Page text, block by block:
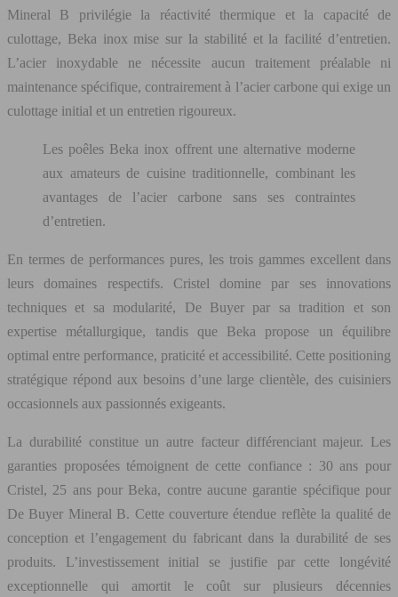
Mineral B privilégie la réactivité thermique et la capacité de
culottage, Beka inox mise sur la stabilité et la facilité d’entretien.
L’acier inoxydable ne nécessite aucun traitement préalable ni
maintenance spécifique, contrairement à l’acier carbone qui exige un
culottage initial et un entretien rigoureux.
Les poêles Beka inox offrent une alternative moderne
aux amateurs de cuisine traditionnelle, combinant les
avantages de l’acier carbone sans ses contraintes
d’entretien.
En termes de performances pures, les trois gammes excellent dans
leurs domaines respectifs. Cristel domine par ses innovations
techniques et sa modularité, De Buyer par sa tradition et son
expertise métallurgique, tandis que Beka propose un équilibre
optimal entre performance, praticité et accessibilité. Cette positioning
stratégique répond aux besoins d’une large clientèle, des cuisiniers
occasionnels aux passionnés exigeants.
La durabilité constitue un autre facteur différenciant majeur. Les
garanties proposées témoignent de cette confiance : 30 ans pour
Cristel, 25 ans pour Beka, contre aucune garantie spécifique pour
De Buyer Mineral B. Cette couverture étendue reflète la qualité de
conception et l’engagement du fabricant dans la durabilité de ses
produits. L’investissement initial se justifie par cette longévité
exceptionnelle qui amortit le coût sur plusieurs décennies